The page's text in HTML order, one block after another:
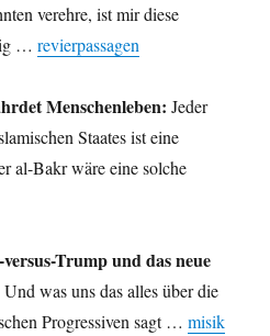
verehre, ist mir diese
…revierpassagen
Menschenleben: Jeder
Staates ist eine
al-Bakr wäre eine solche
Trump und das neue
Und was uns das alles über die
Progressiven sagt …misik